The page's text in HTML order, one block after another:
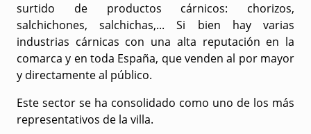
surtido de productos cárnicos: chorizos,
salchichones, salchichas,... Si bien hay varias
industrias cárnicas con una alta reputación en la
comarca y en toda España, que venden al por mayor
y directamente al público.
Este sector se ha consolidado como uno de los más
representativos de la villa.